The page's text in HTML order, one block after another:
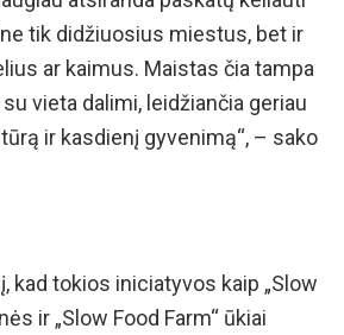
tik didžiuosius miestus, bet ir
ar kaimus. Maistas čia tampa
vieta dalimi, leidžiančia geriau
ir kasdienį gyvenimą“, – sako
kad tokios iniciatyvos kaip „Slow
ir „Slow Food Farm“ ūkiai